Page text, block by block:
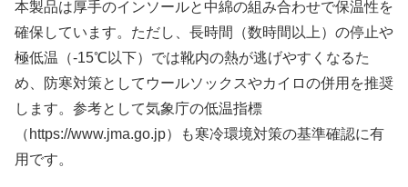
本製品は厚手のインソールと中綿の組み合わせで保温性を
確保しています。ただし、長時間（数時間以上）の停止や
極低温（-15℃以下）では靴内の熱が逃げやすくなるた
め、防寒対策としてウールソックスやカイロの併用を推奨
します。参考として気象庁の低温指標
（https://www.jma.go.jp）も寒冷環境対策の基準確認に有
用です。